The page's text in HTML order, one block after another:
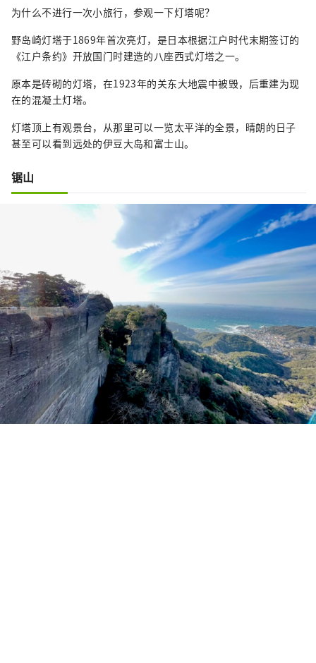
为什么不进行一次小旅行，参观一下灯塔呢？
野岛崎灯塔于1869年首次亮灯，是日本根据江户时代末期签订的
《江户条约》开放国门时建造的八座西式灯塔之一。
原本是砖砌的灯塔，在1923年的关东大地震中被毁，后重建为现
在的混凝土灯塔。
灯塔顶上有观景台，从那里可以一览太平洋的全景，晴朗的日子
甚至可以看到远处的伊豆大岛和富士山。
锯山